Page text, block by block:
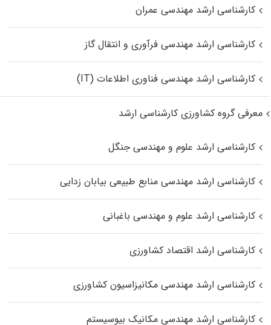
کارشناسی ارشد مهندسی عمران
کارشناسی ارشد مهندسی فرآوری و انتقال گاز
کارشناسی ارشد مهندسی فناوری اطلاعات (IT)
معرفی گروه کشاورزی کارشناسی ارشد
کارشناسی ارشد علوم و مهندسی جنگل
کارشناسی ارشد مهندسی منابع طبیعی بیابان زدایی
کارشناسی ارشد علوم و مهندسی باغبانی
کارشناسی ارشد اقتصاد کشاورزی
کارشناسی ارشد مهندسی مکانیزاسیون کشاورزی
کارشناسی ارشد مهندسی مکانیک بیوسیستم